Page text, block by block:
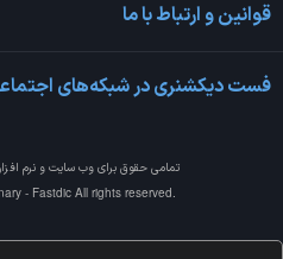
قوانین و ارتباط با ما
فست دیکشنری در شبکه‌های
تمامی حقوق برای وب سایت و نرم
- Fastdic All rights reserved.